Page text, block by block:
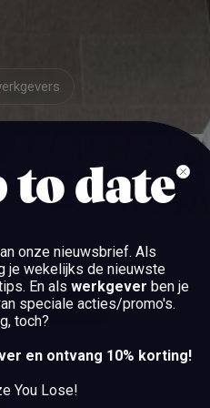
to date
onze nieuwsbrief. Als
je wekelijks de nieuwste
En als werkgever ben je
speciale acties/promo's.
toch?
en ontvang 10% korting!
You Lose!